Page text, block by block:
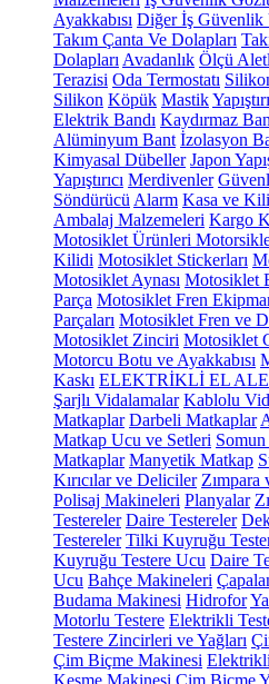
Ayakkabısı Diğer İş Güvenlik
Takım Çanta Ve Dolapları
Dolapları Avadanlık Ölçü
Terazisi Oda Termostatı
Silikon Köpük Mastik
Elektrik Bandı Kaydırmaz
Alüminyum Bant İzolasyon
Kimyasal Dübeller Japon
Yapıştırıcı Merdivenler
Söndürücü Alarm Kasa ve
Ambalaj Malzemeleri Kargo
Motosiklet Ürünleri
Kilidi Motosiklet Stickerları
Motosiklet Aynası Motosiklet
Parça Motosiklet Fren
Parçaları Motosiklet Fren ve
Motosiklet Zinciri Motosiklet
Motorcu Botu ve Ayakkabısı
Kaskı ELEKTRİKLİ EL
Şarjlı Vidalamalar Kablolu
Matkaplar Darbeli Matkaplar
Matkap Ucu ve Setleri
Matkaplar Manyetik Matkap
Kırıcılar ve Deliciler Zımpara
Polisaj Makineleri Planyalar
Testereler Daire Testereler
Testereler Tilki Kuyruğu
Kuyruğu Testere Ucu Daire
Ucu Bahçe Makineleri
Budama Makinesi Hidrofor
Motorlu Testere Elektrikli
Testere Zincirleri ve Yağları
Çim Biçme Makinesi
Kesme Makinesi Çim Biçme